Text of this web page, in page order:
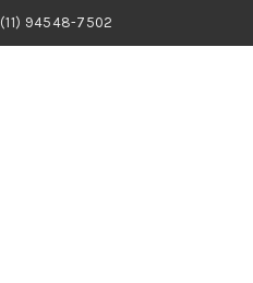
(11) 94548-7502